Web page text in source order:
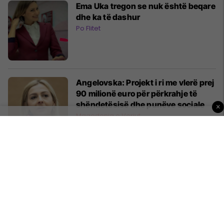
Ema Uka tregon se nuk është beqare
dhe ka të dashur
Po Flitet
Angelovska: Projekt i ri me vlerë prej
90 milionë euro për përkrahje të
shëndetësisë dhe punëve sociale
Maqedonia e Veriut
×